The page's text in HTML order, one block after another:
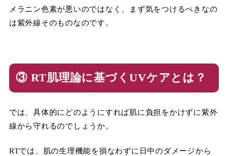
メラニン色素が悪いのではなく、まず気をつけるべきなの
は紫外線そのものなのです。
③ RT肌理論に基づくUVケアとは？
では、具体的にどのようにすれば肌に負担をかけずに紫外
線から守れるのでしょうか。
RTでは、肌の生理機能を損なわずに日中のダメージから